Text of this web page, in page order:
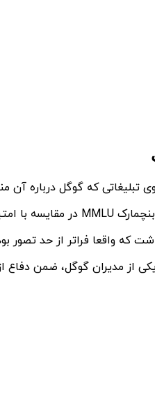
از مدیران گوگل، ضمن دفاع